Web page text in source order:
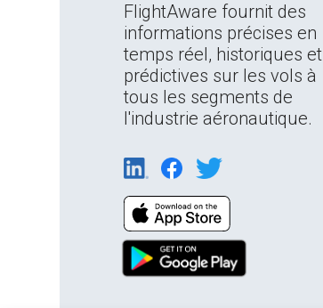
FlightAware fournit des
informations précises en
temps réel, historiques et
prédictives sur les vols à
tous les segments de
l'industrie aéronautique.